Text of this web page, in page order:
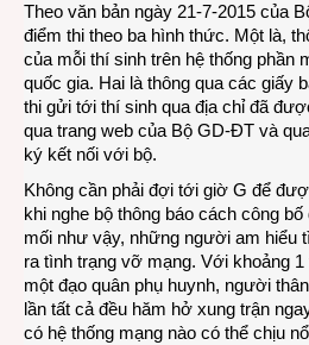
Theo văn bản ngày 21-7-2015 của
điểm thi theo ba hình thức. Một là,
của mỗi thí sinh trên hệ thống phần
quốc gia. Hai là thông qua các giấy
thi gửi tới thí sinh qua địa chỉ đã
qua trang web của Bộ GD-ĐT và
ký kết nối với bộ.
Không cần phải đợi tới giờ G để
khi nghe bộ thông báo cách công
mối như vậy, những người am hiểu
ra tình trạng vỡ mạng. Với khoảng
một đạo quân phụ huynh, người
lần tất cả đều hăm hở xung trận
có hệ thống mạng nào có thể chịu